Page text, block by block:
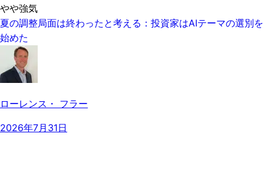
やや強気
夏の調整局面は終わったと考える：投資家はAIテーマの選別を
始めた
ローレンス・ フラー
2026年7月31日